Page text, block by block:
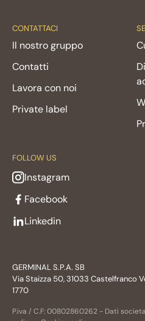
CONTATTACI
Il nostro gruppo
Contatti
Lavora con noi
Private label
FOLLOW US
Instagram
Facebook
Linkedin
GERMINAL S.P.A. SB
Via Staizza 50, 31033 Castelfranco
1770
P.iva / C.F: 00802860262 - Dati